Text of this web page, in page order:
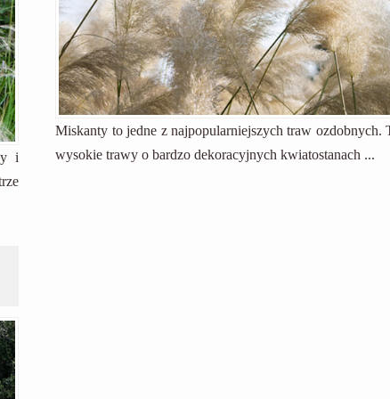
i
Miskanty to jedne z najpopularniejszych traw ozdobnych.
wysokie trawy o bardzo dekoracyjnych kwiatostanach ...